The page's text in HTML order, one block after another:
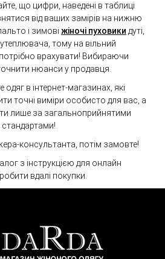
що цифри, наведені в таблиці
від ваших замірів на нижню
і зимові жіночі пуховики дуті,
тому на вільний
врахувати! Вибираючи
нюанси у продавця.
в інтернет-магазинах, які
точні виміри особисто для вас, а
лише за загальноприйнятими
стандартами!
консультанта, потім замовте!
з інструкцією для онлайн
вдалі покупки.